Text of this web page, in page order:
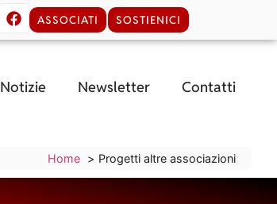
ASSOCIATI SOSTIENICI
Notizie Newsletter Contatti
Home Progetti altre associazioni